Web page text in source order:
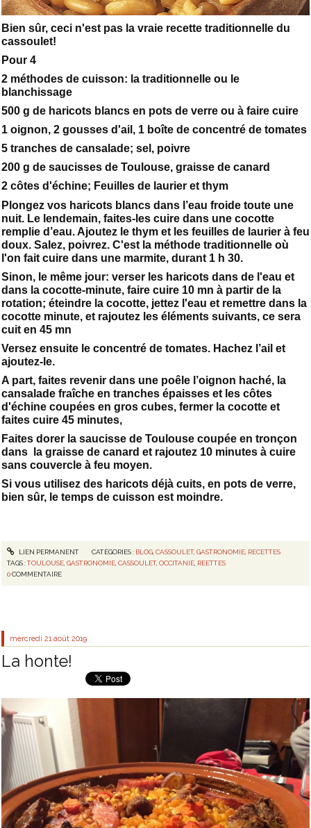
Bien sûr, ceci n'est pas la vraie recette traditionnelle du
cassoulet!
Pour 4
2 méthodes de cuisson: la traditionnelle ou le
blanchissage
500 g de haricots blancs en pots de verre ou à faire cuire
1 oignon, 2 gousses d'ail, 1 boîte de concentré de tomates
5 tranches de cansalade; sel, poivre
200 g de saucisses de Toulouse, graisse de canard
2 côtes d'échine; Feuilles de laurier et thym
Plongez vos haricots blancs dans l’eau froide toute une
nuit. Le lendemain, faites-les cuire dans une cocotte
remplie d’eau. Ajoutez le thym et les feuilles de laurier à feu
doux. Salez, poivrez. C'est la méthode traditionnelle où
l'on fait cuire dans une marmite, durant 1 h 30.
Sinon, le même jour: verser les haricots dans de l'eau et
dans la cocotte-minute, faire cuire 10 mn à partir de la
rotation; éteindre la cocotte, jettez l'eau et remettre dans la
cocotte minute, et rajoutez les éléments suivants, ce sera
cuit en 45 mn
Versez ensuite le concentré de tomates. Hachez l’ail et
ajoutez-le.
A part, faites revenir dans une poêle l’oignon haché, la
cansalade fraîche en tranches épaisses et les côtes
d'échine coupées en gros cubes, fermer la cocotte et
faites cuire 45 minutes,
Faites dorer la saucisse de Toulouse coupée en tronçon
dans la graisse de canard et rajoutez 10 minutes à cuire
sans couvercle à feu moyen.
Si vous utilisez des haricots déjà cuits, en pots de verre,
bien sûr, le temps de cuisson est moindre.
LIEN PERMANENT CATÉGORIES : BLOG, CASSOULET, GASTRONOMIE, RECETTES
TAGS :TOULOUSE ,GASTRONOMIE ,CASSOULET,OCCITANIE REETTES
0COMMENTAIRE
mercredi 21 août 2019
La honte!